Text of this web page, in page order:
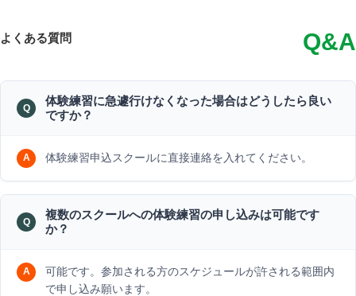
よくある質問 Q&A
体験練習に急遽行けなくなった場合はどうしたら良い
ですか？
体験練習申込スクールに直接連絡を入れてください。
複数のスクールへの体験練習の申し込みは可能です
か？
可能です。参加される方のスケジュールが許される範囲内
で申し込み願います。